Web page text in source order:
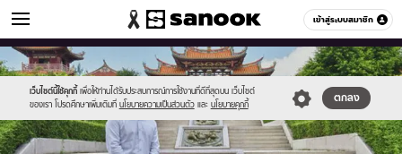
เข้าสู่ระบบสมาชิก
ดูดวง หมวดอื่นๆ
เว็บไซต์นี้ใช้คุกกี้ เพื่อให้ท่านได้รับประสบการณ์การใช้งานที่ดีที่สุดบน เว็บไซต์
ของเรา โปรดศึกษาเพิ่มเติมที่ นโยบายความเป็นส่วนตัว และ นโยบายคุกกี้
ตกลง
Sanook
//s.isanook.com/sr/0/images/logo-
new-
sanook.png
600
60
//s.isanook.com/ho/0/ud/17/88705/chang.jpg